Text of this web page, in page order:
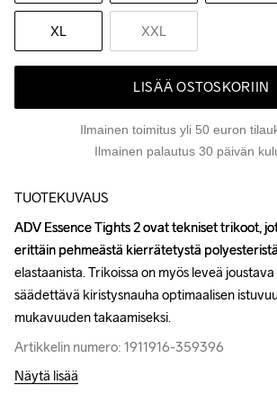
XL XXL
LISÄÄ OSTOSKORIIN
Ilmainen toimitus yli 50 euron
Ilmainen palautus 30 päivän
TUOTEKUVAUS
ADV Essence Tights 2 ovat tekniset trikoot,
erittäin pehmeästä kierrätetystä
elastaanista. Trikoissa on myös leveä
säädettävä kiristysnauha optimaalisen
mukavuuden takaamiseksi.
Artikkelin numero: 1911916-359396
ADV Essence Tights 2 ovat tekniset trikoot,
erittäin pehmeästä kierrätetystä
elastaanista. Trikoissa on myös leveä
säädettävä kiristysnauha optimaalisen
mukavuuden takaamiseksi.
Artikkelin numero: 1911916-359396
Näytä lisää